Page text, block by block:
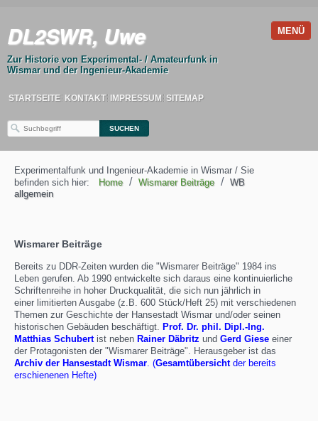
MENÜ
DL2SWR, Uwe
Zur Historie von Experimental- / Amateurfunk in
Wismar und der Ingenieur-Akademie
STARTSEITE KONTAKT IMPRESSUM SITEMAP
Experimentalfunk und Ingenieur-Akademie in Wismar / Sie
befinden sich hier:
Home / Wismarer Beiträge / WB
allgemein
Wismarer Beiträge
Bereits zu DDR-Zeiten wurden die "Wismarer Beiträge" 1984 ins
Leben gerufen. Ab 1990 entwickelte sich daraus eine kontinuierliche
Schriftenreihe in hoher Druckqualität, die sich nun jährlich in
einer limitierten Ausgabe (z.B. 600 Stück/Heft 25) mit verschiedenen
Themen zur Geschichte der Hansestadt Wismar und/oder seinen
historischen Gebäuden beschäftigt. Prof. Dr. phil. Dipl.-Ing.
Matthias Schubertist neben Rainer Däbritz und Gerd Giese einer
der Protagonisten der "Wismarer Beiträge". Herausgeber ist das
Archiv der Hansestadt Wismar. (Gesamtübersichtder bereits
erschienenen Hefte)